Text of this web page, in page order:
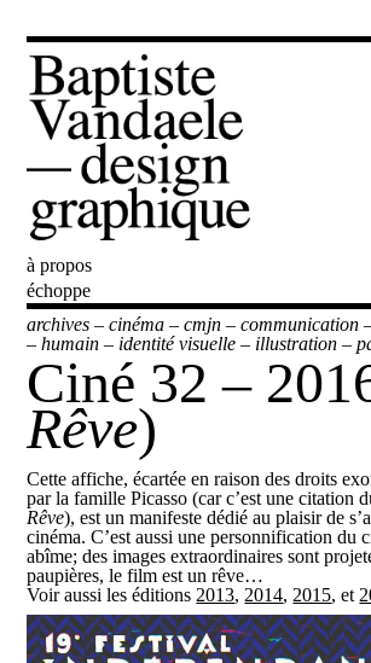
Baptiste Vandaele
à propos
échoppe
archives –cinéma –cmjn –communication
–humain – identité visuelle – illustration –
Ciné 32 ­–
Rêve)
Cette affiche, écartée en raison des droits
par la famille Picasso (car c’est une citation
Rêve), est un manifeste dédié au plaisir de
cinéma. C’est aussi une personnification du
abîme; des images extraordinaires sont
paupières, le film est un rêve…
Voir aussi les éditions 2013, 2014, 2015, et